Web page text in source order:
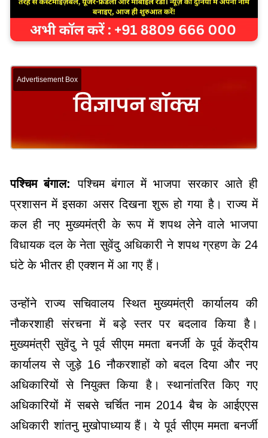
Advertisement Box
पश्चिम बंगाल: पश्चिम बंगाल में भाजपा सरकार आते ही
प्रशासन में इसका असर दिखना शुरू हो गया है। राज्य में
कल ही नए मुख्यमंत्री के रूप में शपथ लेने वाले भाजपा
विधायक दल के नेता सुवेंदु अधिकारी ने शपथ ग्रहण के 24
घंटे के भीतर ही एक्शन में आ गए हैं।
उन्होंने राज्य सचिवालय स्थित मुख्यमंत्री कार्यालय की
नौकरशाही संरचना में बड़े स्तर पर बदलाव किया है।
मुख्यमंत्री सुवेंदु ने पूर्व सीएम ममता बनर्जी के पूर्व केंद्रीय
कार्यालय से जुड़े 16 नौकरशाहों को बदल दिया और नए
अधिकारियों से नियुक्त किया है। स्थानांतरित किए गए
अधिकारियों में सबसे चर्चित नाम 2014 बैच के आईएएस
अधिकारी शांतनु मुखोपाध्याय हैं। ये पूर्व सीएम ममता बनर्जी